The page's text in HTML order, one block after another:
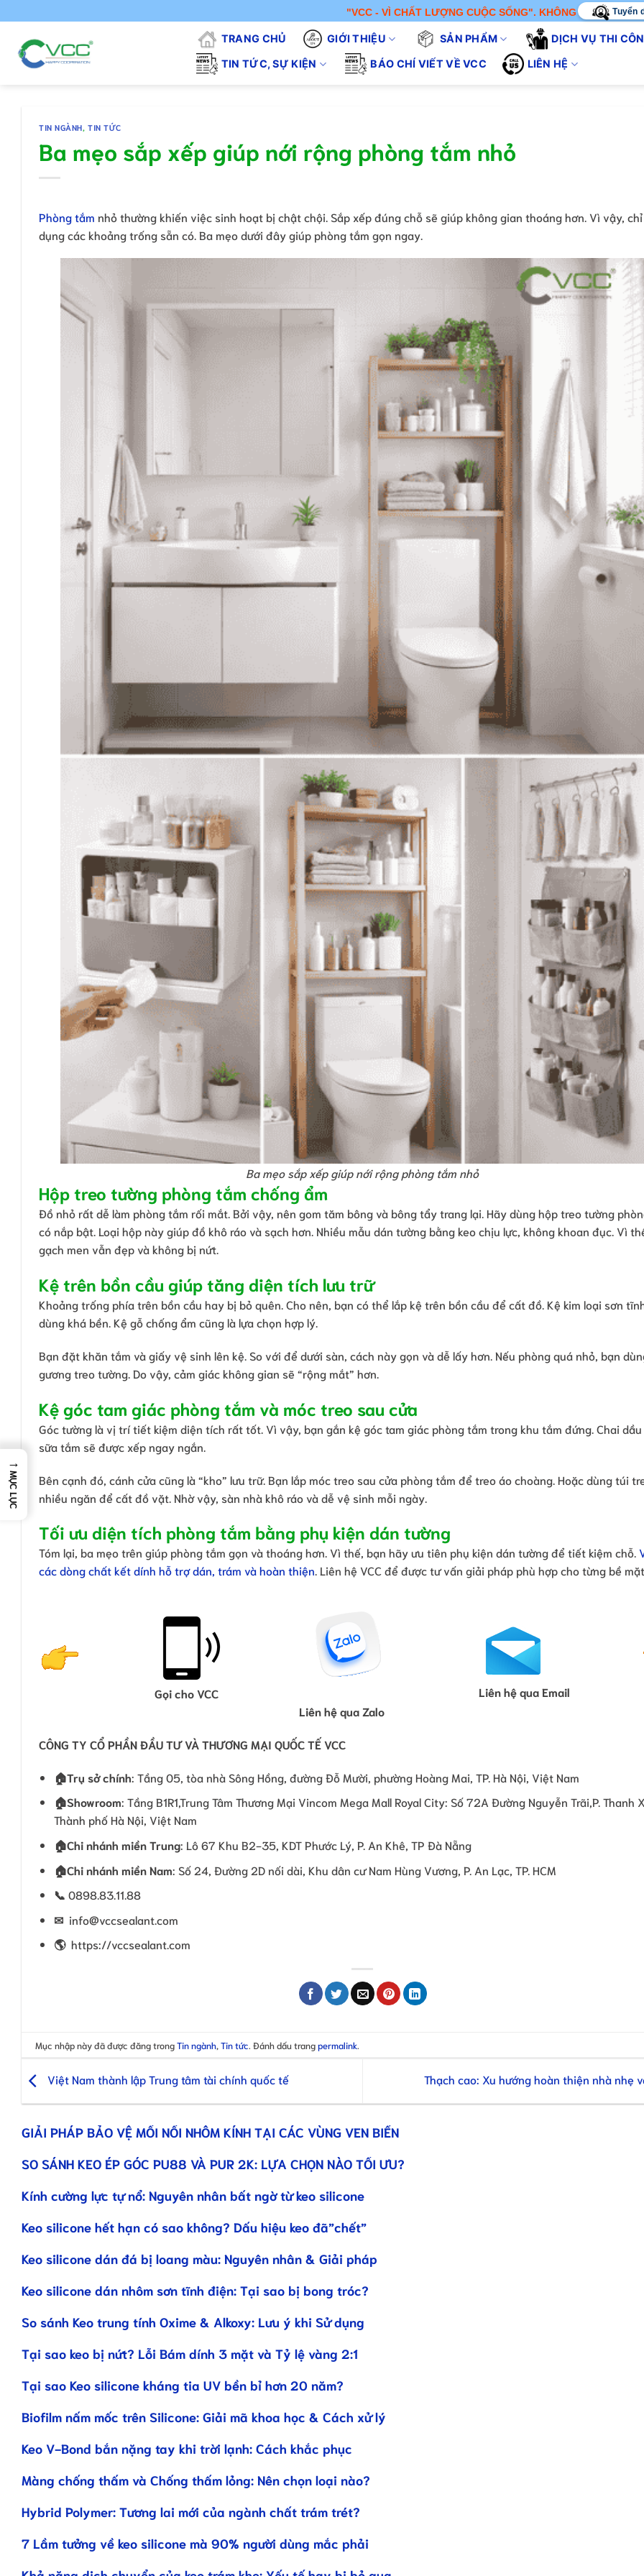
đến
dung
"VCC - VÌ CHẤT LƯỢNG CUỘC SỐNG". KHÔNG CHỈ BÁN SẢN PHẨM -
Tuyển
TRANG CHỦ GIỚI THIỆU SẢN PHẨM DỊCH VỤ THI
TIN TỨC, SỰ KIỆN BÁO CHÍ VIẾT VỀ VCC LIÊN HỆ
TIN NGÀNH,TIN TỨC
Ba mẹo sắp xếp giúp nới rộng phòng tắm nhỏ
Phòng tắm nhỏ thường khiến việc sinh hoạt bị chật chội. Sắp xếp đúng chỗ sẽ giúp không gian thoáng hơn. Vì vậy,
dụng các khoảng trống sẵn có. Ba mẹo dưới đây giúp phòng tắm gọn ngay.
Ba mẹo sắp xếp giúp nới rộng phòng tắm nhỏ
Hộp treo tường phòng tắm chống ẩm
Đồ nhỏ rất dễ làm phòng tắm rối mắt. Bởi vậy, nên gom tăm bông và bông tẩy trang lại. Hãy dùng hộp treo tường
có nắp bật. Loại hộp này giúp đồ khô ráo và sạch hơn. Nhiều mẫu dán tường bằng keo chịu lực, không khoan đục. Vì
gạch men vẫn đẹp và không bị nứt.
Kệ trên bồn cầu giúp tăng diện tích lưu trữ
Khoảng trống phía trên bồn cầu hay bị bỏ quên. Cho nên, bạn có thể lắp kệ trên bồn cầu để cất đồ. Kệ kim loại sơn
dùng khá bền. Kệ gỗ chống ẩm cũng là lựa chọn hợp lý.
Bạn đặt khăn tắm và giấy vệ sinh lên kệ. So với để dưới sàn, cách này gọn và dễ lấy hơn. Nếu phòng quá nhỏ, bạn
gương treo tường. Do vậy, cảm giác không gian sẽ “rộng mắt” hơn.
Kệ góc tam giác phòng tắm và móc treo sau cửa
Góc tường là vị trí tiết kiệm diện tích rất tốt. Vì vậy, bạn gắn kệ góc tam giác phòng tắm trong khu tắm đứng. Chai dầu
sữa tắm sẽ được xếp ngay ngắn.
Bên cạnh đó, cánh cửa cũng là “kho” lưu trữ. Bạn lắp móc treo sau cửa phòng tắm để treo áo choàng. Hoặc dùng túi
nhiều ngăn để cất đồ vặt. Nhờ vậy, sàn nhà khô ráo và dễ vệ sinh mỗi ngày.
Tối ưu diện tích phòng tắm bằng phụ kiện dán tường
Tóm lại, ba mẹo trên giúp phòng tắm gọn và thoáng hơn. Vì thế, bạn hãy ưu tiên phụ kiện dán tường để tiết kiệm chỗ.
các dòng chất kết dính hỗ trợ dán, trám và hoàn thiện. Liên hệ VCC để được tư vấn giải pháp phù hợp cho từng bề
Gọi cho VCC
Liên hệ qua Zalo
Liên hệ qua Email
CÔNG TY CỔ PHẦN ĐẦU TƯ VÀ THƯƠNG MẠI QUỐC TẾ VCC
🏠Trụ sở chính: Tầng 05, tòa nhà Sông Hồng, đường Đỗ Mười, phường Hoàng Mai, TP. Hà Nội, Việt Nam
🏠Showroom: Tầng B1R1,Trung Tâm Thương Mại Vincom Mega Mall Royal City: Số 72A Đường Nguyễn Trãi,P. Thanh
Thành phố Hà Nội, Việt Nam
🏠Chi nhánh miền Trung: Lô 67 Khu B2-35, KDT Phước Lý, P. An Khê, TP Đà Nẵng
🏠Chi nhánh miền Nam: Số 24, Đường 2D nối dài, Khu dân cư Nam Hùng Vương, P. An Lạc, TP. HCM
📞 0898.83.11.88
✉ info@vccsealant.com
🌎 https://vccsealant.com
Mục nhập này đã được đăng trongTin ngành ,Tin tức . Đánh dấu trangpermalink
Việt Nam thành lập Trung tâm tài chính quốc tế Thạch cao: Xu hướng hoàn thiện nhà nhẹ
GIẢI PHÁP BẢO VỆ MỐI NỐI NHÔM KÍNH TẠI CÁC VÙNG VEN BIỂN
SO SÁNH KEO ÉP GÓC PU88 VÀ PUR 2K: LỰA CHỌN NÀO TỐI ƯU?
Kính cường lực tự nổ: Nguyên nhân bất ngờ từ keo silicone
Keo silicone hết hạn có sao không? Dấu hiệu keo đã”chết”
Keo silicone dán đá bị loang màu: Nguyên nhân & Giải pháp
Keo silicone dán nhôm sơn tĩnh điện: Tại sao bị bong tróc?
So sánh Keo trung tính Oxime & Alkoxy: Lưu ý khi Sử dụng
Tại sao keo bị nứt? Lỗi Bám dính 3 mặt và Tỷ lệ vàng 2:1
Tại sao Keo silicone kháng tia UV bền bỉ hơn 20 năm?
Biofilm nấm mốc trên Silicone: Giải mã khoa học & Cách xử lý
Keo V-Bond bắn nặng tay khi trời lạnh: Cách khắc phục
Màng chống thấm và Chống thấm lỏng: Nên chọn loại nào?
Hybrid Polymer: Tương lai mới của ngành chất trám trét?
7 Lầm tưởng về keo silicone mà 90% người dùng mắc phải
→
MỤC LỤC